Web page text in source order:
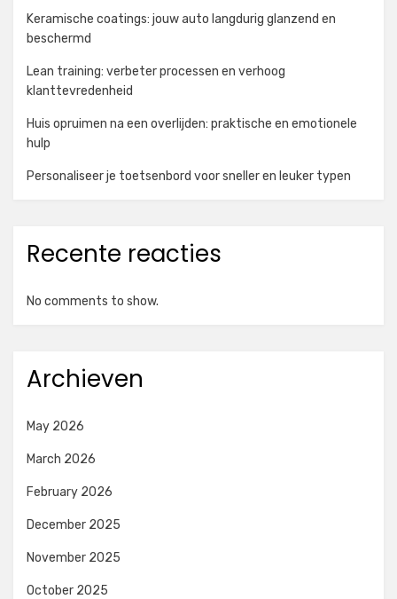
Keramische coatings: jouw auto langdurig glanzend en
beschermd
Lean training: verbeter processen en verhoog
klanttevredenheid
Huis opruimen na een overlijden: praktische en emotionele
hulp
Personaliseer je toetsenbord voor sneller en leuker typen
Recente reacties
No comments to show.
Archieven
May 2026
March 2026
February 2026
December 2025
November 2025
October 2025